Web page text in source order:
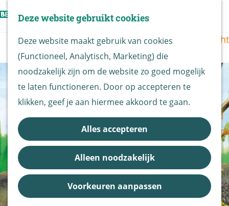
Deze website gebruikt cookies
Deze website maakt gebruik van cookies
(Functioneel, Analytisch, Marketing) die
noodzakelijk zijn om de website zo goed mogelijk
te laten functioneren. Door op accepteren te
klikken, geef je aan hiermee akkoord te gaan.
Alles accepteren
Alleen noodzakelijk
Voorkeuren aanpassen
d
e
h
o
m
e
Z
e
k
e
n
e
n
u
Routes overzicht
De Biesbosch
Nationaal Park
De Biesbosch
Bereikbaarheid
Bezoekerscentra
B&B vol leven
Nieuws &
Updates
Z
e
n